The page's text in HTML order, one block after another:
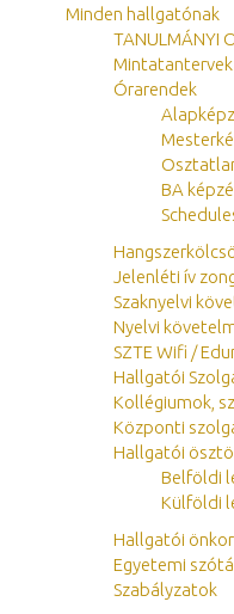
Minden hallgatónak
TANULMÁNYI
Mintatantervek
Órarendek
BA
Jelenléti ív
Szaknyelvi
Nyelvi
SZTE Wifi /
Hallgatói
Kollégiumok,
Központi
Hallgatói
Belföldi
Külföldi
Hallgatói
Egyetemi
Szabályzatok